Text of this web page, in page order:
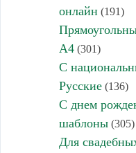
онлайн (191)
А4(301)
С
Русские(136)
С днем
шаблоны(305)
Для